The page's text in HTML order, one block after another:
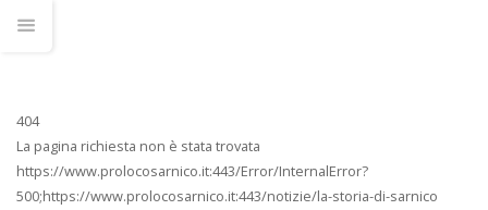
404
La pagina richiesta non è stata trovata
https://www.prolocosarnico.it:443/Error/InternalError?
500;https://www.prolocosarnico.it:443/notizie/la-storia-di-sarnico